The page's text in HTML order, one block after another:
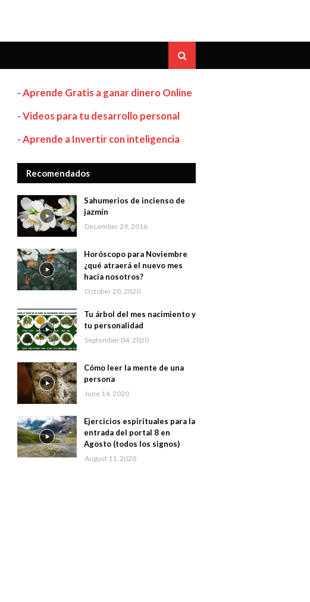
-Aprende Gratis a ganar dinero Online
-Videos para tu desarrollo personal
-Aprende a Invertir con inteligencia
Recomendados
Sahumerios de incienso de
jazmín
December 29, 2016
Horóscopo para Noviembre
¿qué atraerá el nuevo mes
hacia nosotros?
October 20, 2020
Tu árbol del mes nacimiento y
tu personalidad
September 04, 2020
Cómo leer la mente de una
persona
June 14, 2020
Ejercicios espirituales para la
entrada del portal 8 en
Agosto (todos los signos)
August 11, 2020